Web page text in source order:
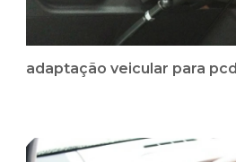
adaptação veicular para pcd